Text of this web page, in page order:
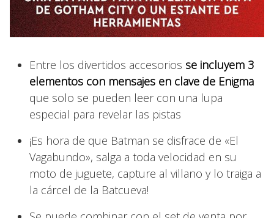
Entre los divertidos accesorios se incluyem 3
elementos con mensajes en clave de Enigma
que solo se pueden leer con una lupa
especial para revelar las pistas
¡Es hora de que Batman se disfrace de «El
Vagabundo», salga a toda velocidad en su
moto de juguete, capture al villano y lo traiga a
la cárcel de la Batcueva!